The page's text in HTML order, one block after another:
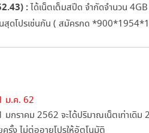
:ได้เน็ตเต็มสปีด จำกัดจำนวน
สุดโปรเช่นกัน ( สมัครกด
ม.ค. 62
กราคม 2562 จะได้ปริมาณเน็ตเท่าเดิม